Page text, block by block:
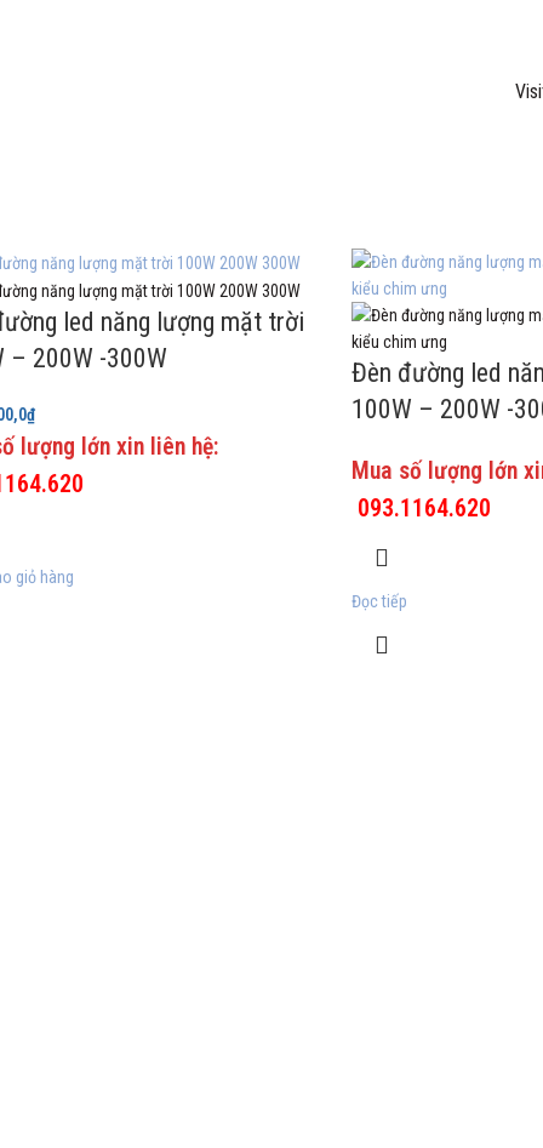
led năng lượng mặt trời
– 200W -300W
₫
lượng lớn xin liên hệ:
giỏ hàng
Đèn đường led
100W – 200W -
Mua số lượng lớn
093.1164.620
Đọc tiếp